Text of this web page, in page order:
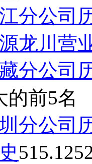
分公司
龙川营
分公司
的前5名
分公司
515.12